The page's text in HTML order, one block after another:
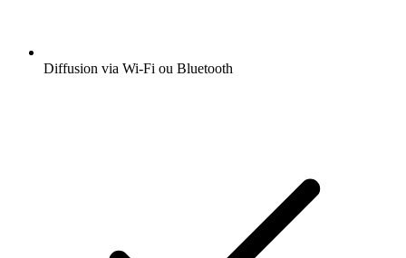
Diffusion via Wi-Fi ou Bluetooth